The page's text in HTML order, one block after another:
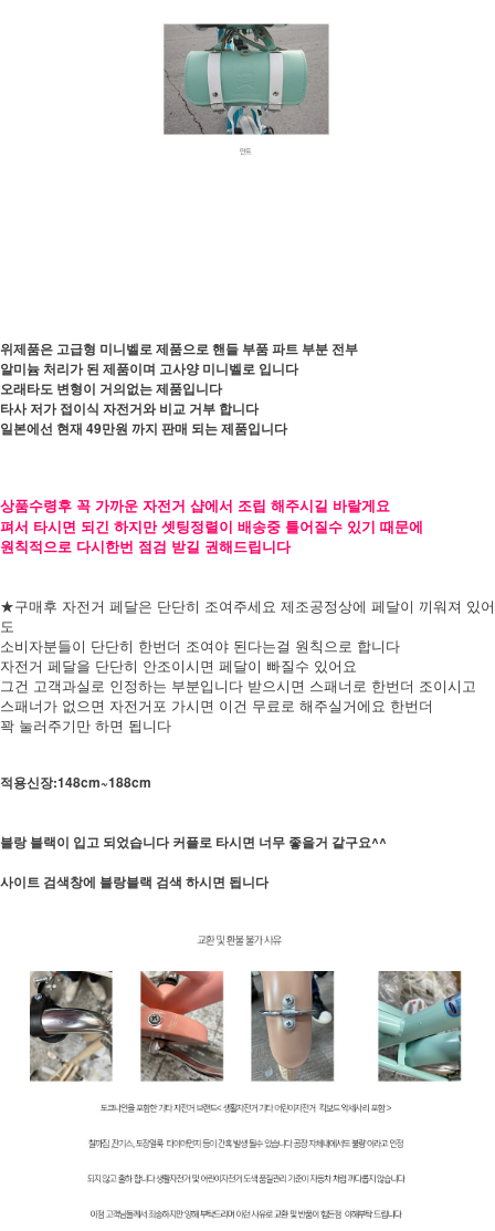
위제품은 고급형 미니벨로 제품으로 핸들 부품 파트 부분 전부
알미늄 처리가 된 제품이며 고사양 미니벨로 입니다
오래타도 변형이 거의없는 제품입니다
타사 저가 접이식 자전거와 비교 거부 합니다
일본에선 현재 49만원 까지 판매 되는 제품입니다
상품수령후 꼭 가까운 자전거 샵에서 조립 해주시길 바랄게요
펴서 타시면 되긴 하지만 셋팅정렬이 배송중 틀어질수 있기 때문에
원칙적으로 다시한번 점검 받길 권해드립니다
★구매후 자전거 페달은 단단히 조여주세요 제조공정상에 페달이 끼워져 있어
도
소비자분들이 단단히 한번더 조여야 된다는걸 원칙으로 합니다
자전거 페달을 단단히 안조이시면 페달이 빠질수 있어요
그건 고객과실로 인정하는 부분입니다 받으시면 스패너로 한번더 조이시고
스패너가 없으면 자전거포 가시면 이건 무료로 해주실거에요 한번더
꽉 눌러주기만 하면 됩니다
적용신장:148cm~188cm
블랑 블랙이 입고 되었습니다 커플로 타시면 너무 좋을거 같구요^^
사이트 검색창에 블랑블랙 검색 하시면 됩니다